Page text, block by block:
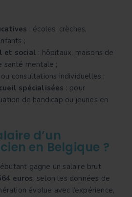
: écoles, crèches,
;
et social : hôpitaux, maisons de
santé mentale ;
ou consultations individuelles ;
spécialisées : pour
de handicap ou jeunes en
d’un
en Belgique ?
gagne un salaire brut
euros, selon les données de
évolue avec l’expérience,